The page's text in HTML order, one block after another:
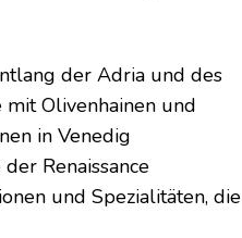
der Adria und des
Olivenhainen und
in Venedig
Renaissance
und Spezialitäten, die